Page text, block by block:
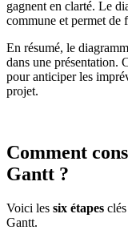
gagnent en clarté. Le
commune et permet de
En résumé, le
dans une présentation.
pour anticiper les
projet.
Comment
Gantt ?
Voici les six étapes
Gantt.